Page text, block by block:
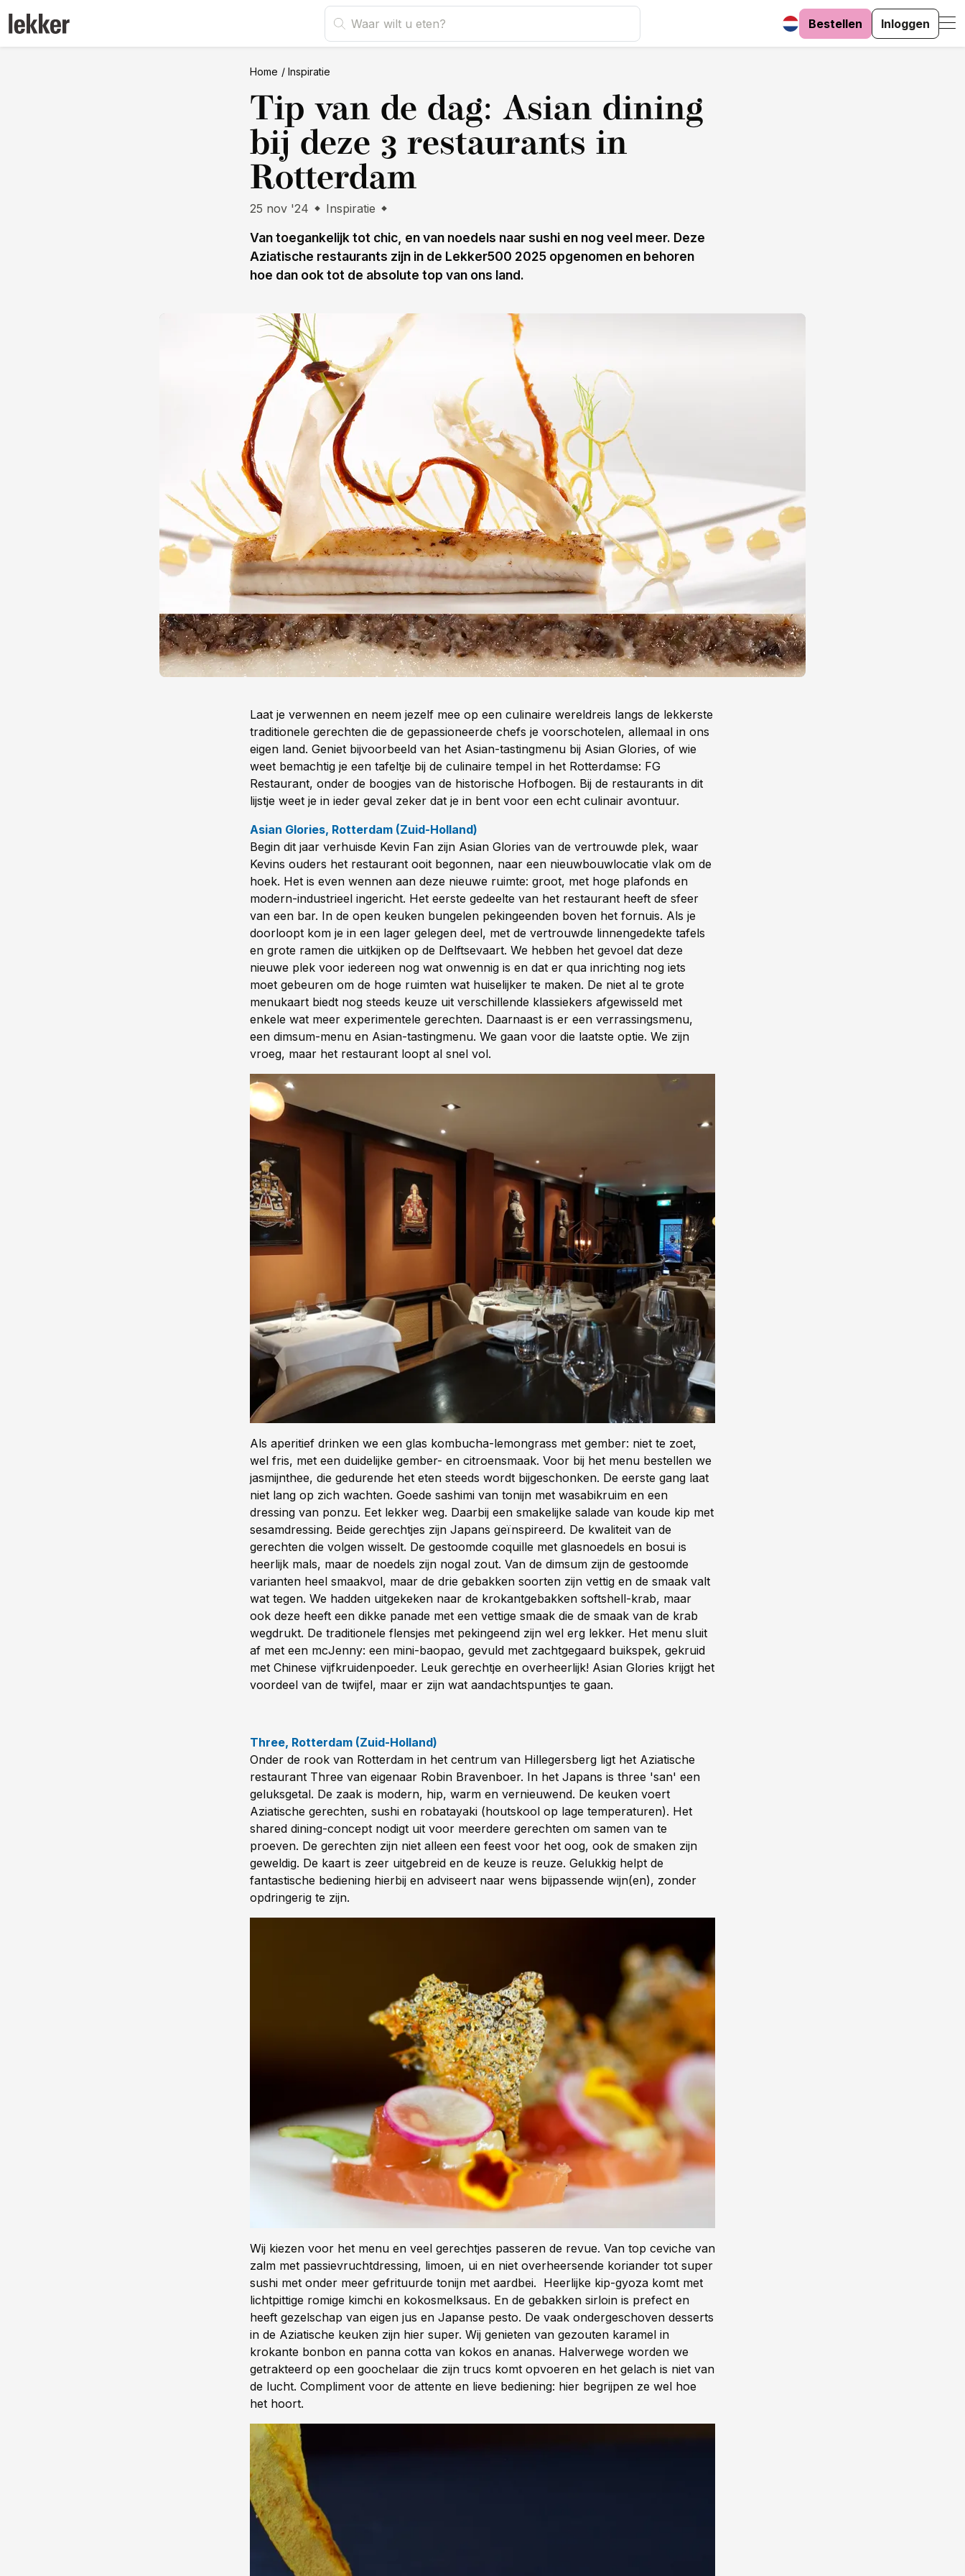
Bestellen Inloggen
Home Inspiratie
Tip van de dag: Asian dining
bij deze 3 restaurants in
Rotterdam
25 nov '24 Inspiratie
Van toegankelijk tot chic, en van noedels naar sushi en nog veel meer. Deze
Aziatische restaurants zijn in de Lekker500 2025 opgenomen en behoren
hoe dan ook tot de absolute top van ons land.
Laat je verwennen en neem jezelf mee op een culinaire wereldreis langs de lekkerste
traditionele gerechten die de gepassioneerde chefs je voorschotelen, allemaal in ons
eigen land. Geniet bijvoorbeeld van het Asian-tastingmenu bij Asian Glories, of wie
weet bemachtig je een tafeltje bij de culinaire tempel in het Rotterdamse: FG
Restaurant, onder de boogjes van de historische Hofbogen. Bij de restaurants in dit
lijstje weet je in ieder geval zeker dat je in bent voor een echt culinair avontuur.
Asian Glories, Rotterdam (Zuid-Holland)
Begin dit jaar verhuisde Kevin Fan zijn Asian Glories van de vertrouwde plek, waar
Kevins ouders het restaurant ooit begonnen, naar een nieuwbouwlocatie vlak om de
hoek. Het is even wennen aan deze nieuwe ruimte: groot, met hoge plafonds en
modern-industrieel ingericht. Het eerste gedeelte van het restaurant heeft de sfeer
van een bar. In de open keuken bungelen pekingeenden boven het fornuis. Als je
doorloopt kom je in een lager gelegen deel, met de vertrouwde linnengedekte tafels
en grote ramen die uitkijken op de Delftsevaart. We hebben het gevoel dat deze
nieuwe plek voor iedereen nog wat onwennig is en dat er qua inrichting nog iets
moet gebeuren om de hoge ruimten wat huiselijker te maken. De niet al te grote
menukaart biedt nog steeds keuze uit verschillende klassiekers afgewisseld met
enkele wat meer experimentele gerechten. Daarnaast is er een verrassingsmenu,
een dimsum-menu en Asian-tastingmenu. We gaan voor die laatste optie. We zijn
vroeg, maar het restaurant loopt al snel vol.
Als aperitief drinken we een glas kombucha-lemongrass met gember: niet te zoet,
wel fris, met een duidelijke gember- en citroensmaak. Voor bij het menu bestellen we
jasmijnthee, die gedurende het eten steeds wordt bijgeschonken. De eerste gang laat
niet lang op zich wachten. Goede sashimi van tonijn met wasabikruim en een
dressing van ponzu. Eet lekker weg. Daarbij een smakelijke salade van koude kip met
sesamdressing. Beide gerechtjes zijn Japans geïnspireerd. De kwaliteit van de
gerechten die volgen wisselt. De gestoomde coquille met glasnoedels en bosui is
heerlijk mals, maar de noedels zijn nogal zout. Van de dimsum zijn de gestoomde
varianten heel smaakvol, maar de drie gebakken soorten zijn vettig en de smaak valt
wat tegen. We hadden uitgekeken naar de krokantgebakken softshell-krab, maar
ook deze heeft een dikke panade met een vettige smaak die de smaak van de krab
wegdrukt. De traditionele flensjes met pekingeend zijn wel erg lekker. Het menu sluit
af met een mcJenny: een mini-baopao, gevuld met zachtgegaard buikspek, gekruid
met Chinese vijfkruidenpoeder. Leuk gerechtje en overheerlijk! Asian Glories krijgt het
voordeel van de twijfel, maar er zijn wat aandachtspuntjes te gaan.
Three, Rotterdam (Zuid-Holland)
Onder de rook van Rotterdam in het centrum van Hillegersberg ligt het Aziatische
restaurant Three van eigenaar Robin Bravenboer. In het Japans is three 'san' een
geluksgetal. De zaak is modern, hip, warm en vernieuwend. De keuken voert
Aziatische gerechten, sushi en robatayaki (houtskool op lage temperaturen). Het
shared dining-concept nodigt uit voor meerdere gerechten om samen van te
proeven. De gerechten zijn niet alleen een feest voor het oog, ook de smaken zijn
geweldig. De kaart is zeer uitgebreid en de keuze is reuze. Gelukkig helpt de
fantastische bediening hierbij en adviseert naar wens bijpassende wijn(en), zonder
opdringerig te zijn.
Wij kiezen voor het menu en veel gerechtjes passeren de revue. Van top ceviche van
zalm met passievruchtdressing, limoen, ui en niet overheersende koriander tot super
sushi met onder meer gefrituurde tonijn met aardbei. Heerlijke kip-gyoza komt met
lichtpittige romige kimchi en kokosmelksaus. En de gebakken sirloin is prefect en
heeft gezelschap van eigen jus en Japanse pesto. De vaak ondergeschoven desserts
in de Aziatische keuken zijn hier super. Wij genieten van gezouten karamel in
krokante bonbon en panna cotta van kokos en ananas. Halverwege worden we
getrakteerd op een goochelaar die zijn trucs komt opvoeren en het gelach is niet van
de lucht. Compliment voor de attente en lieve bediening: hier begrijpen ze wel hoe
het hoort.